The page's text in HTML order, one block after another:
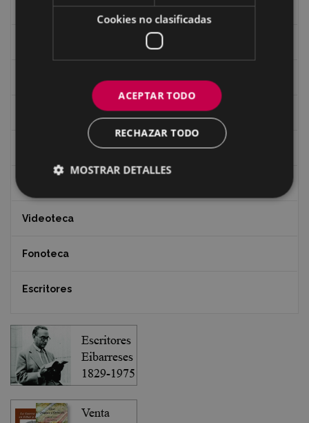
Goi Argi
Revista "Gure Herria"
Documentos y artículos
Videoteca
Fonoteca
Escritores
Cookies no clasificadas
ACEPTAR TODO
RECHAZAR TODO
MOSTRAR DETALLES